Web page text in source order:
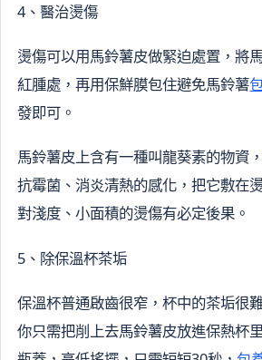
4、醫治燙傷
燙傷可以用馬鈴薯皮做緊迫處置，將
紅腫處，再用保鮮膜包住避免馬鈴薯
發即可。
馬鈴薯皮上含有一種叫龍葵素的物資
抗霉菌、消炎清熱的感化，把它敷在
對淺度、小面積的燙傷有必定後果。
5、除保溫杯茶垢
保溫杯普通啟齒很窄，杯中的茶垢很
你只需把削上去馬鈴薯皮放進保熱杯